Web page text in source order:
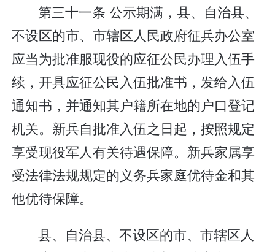
第三十一条 公示期满，县、自治县、
不设区的市、市辖区人民政府征兵办公室
应当为批准服现役的应征公民办理入伍手
续，开具应征公民入伍批准书，发给入伍
通知书，并通知其户籍所在地的户口登记
机关。新兵自批准入伍之日起，按照规定
享受现役军人有关待遇保障。新兵家属享
受法律法规规定的义务兵家庭优待金和其
他优待保障。
县、自治县、不设区的市、市辖区人